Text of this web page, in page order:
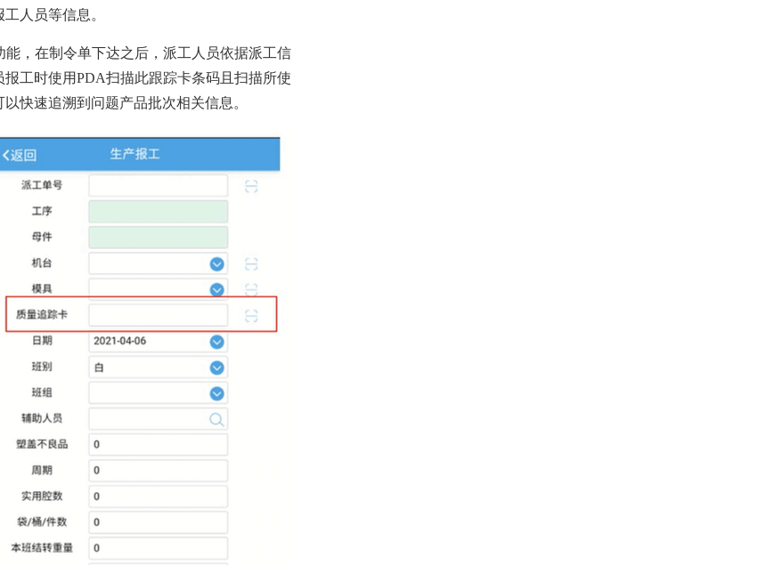
人员等信息。
，在制令单下达之后，派工人员依据派工信
工时使用PDA扫描此跟踪卡条码且扫描所使
快速追溯到问题产品批次相关信息。